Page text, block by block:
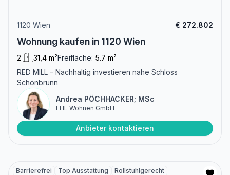
1120 Wien € 272.802
Wohnung kaufen in 1120 Wien
2 31,4 m²Freifläche: 5.7 m²
RED MILL – Nachhaltig investieren nahe Schloss
Schönbrunn
Andrea PÖCHHACKER; MSc
EHL Wohnen GmbH
Anbieter kontaktieren
Barrierefrei Top Ausstattung
Rollstuhlgerecht